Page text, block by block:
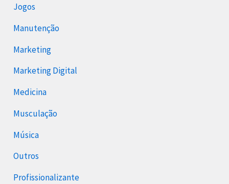
Jogos
Manutenção
Marketing
Marketing Digital
Medicina
Musculação
Música
Outros
Profissionalizante